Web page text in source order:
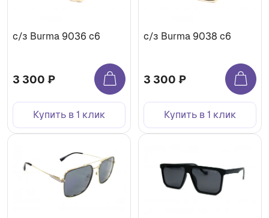
с/з Burma 9036 c6
3 300 ₽
Купить в 1 клик
с/з Burma 9038 c6
3 300 ₽
Купить в 1 клик